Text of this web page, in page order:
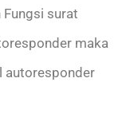
surat
maka
autoresponder